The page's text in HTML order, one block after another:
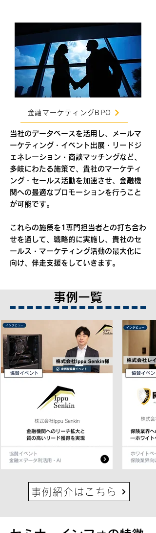
​金融マーケティングBPO
当社のデータベースを活用し、メールマ
ーケティング・イベント出展・リードジ
ェネレーション・商談マッチングなど、
多岐にわたる施策で、貴社のマーケティ
ング・セールス活動を加速させ、金融機
関への最適なプロモーションを行うこと
が可能です。
これらの施策を1専門担当者との打ち合わ
せを通して、戦略的に実施し、貴社のセ
ールス・マーケティング活動の最大化に
向け、伴走支援をしていきます。​​
事例一覧
事例紹介はこちら